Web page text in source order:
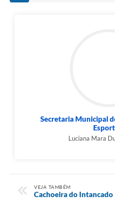
Secretaria Municipal
Luciana Mara
VEJA TAMBÉM
Cachoeira do Intancado